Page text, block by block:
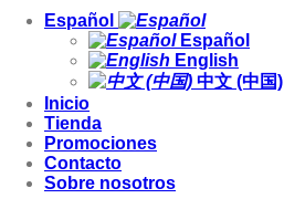
Español
Español
English
中文 (中国)
Inicio
Tienda
Promociones
Contacto
Sobre nosotros